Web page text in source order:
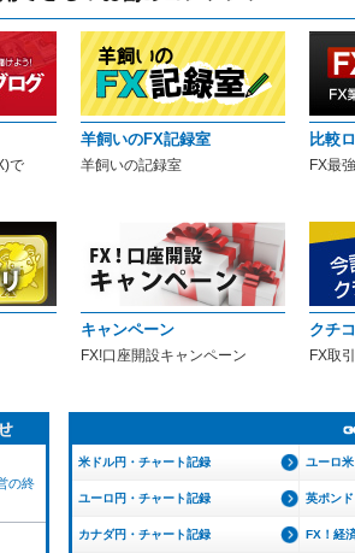
で
羊飼いのFX記録室
羊飼いの記録室
比較
FX最
キャンペーン
FX!口座開設キャンペーン
クチ
FX取
米ドル円・チャート記録 ユーロ
ユーロ円・チャート記録 英ポン
カナダ円・チャート記録 FX！経
の終